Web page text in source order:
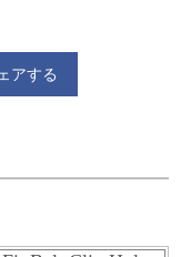
アする